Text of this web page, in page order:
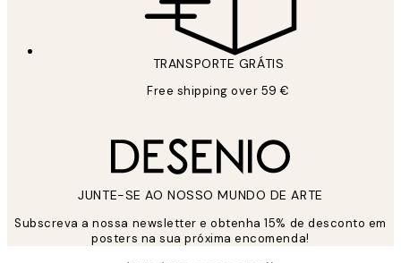
TRANSPORTE GRÁTIS
Free shipping over 59 €
JUNTE-SE AO NOSSO MUNDO DE ARTE
Subscreva a nossa newsletter e obtenha 15% de desconto em
posters na sua próxima encomenda!